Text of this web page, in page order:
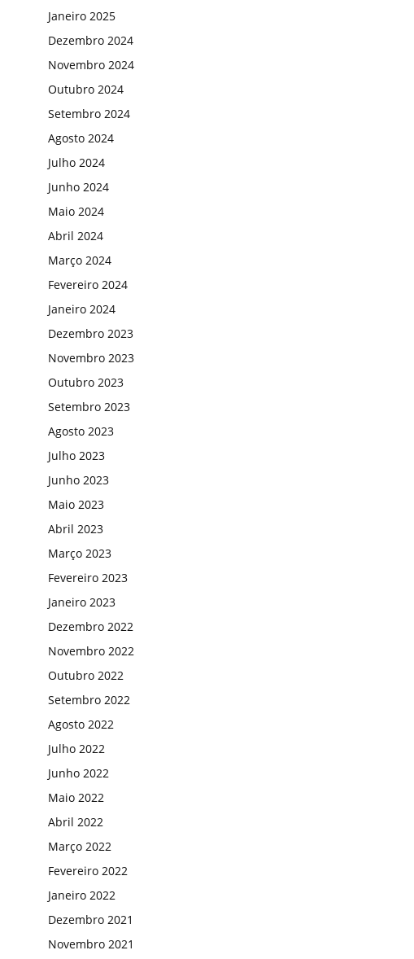
Janeiro 2025
Dezembro 2024
Novembro 2024
Outubro 2024
Setembro 2024
Agosto 2024
Julho 2024
Junho 2024
Maio 2024
Abril 2024
Março 2024
Fevereiro 2024
Janeiro 2024
Dezembro 2023
Novembro 2023
Outubro 2023
Setembro 2023
Agosto 2023
Julho 2023
Junho 2023
Maio 2023
Abril 2023
Março 2023
Fevereiro 2023
Janeiro 2023
Dezembro 2022
Novembro 2022
Outubro 2022
Setembro 2022
Agosto 2022
Julho 2022
Junho 2022
Maio 2022
Abril 2022
Março 2022
Fevereiro 2022
Janeiro 2022
Dezembro 2021
Novembro 2021